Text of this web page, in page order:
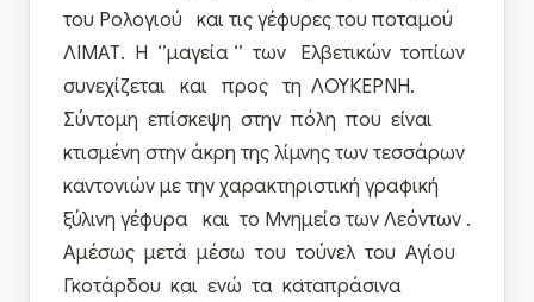
του Ρολογιού και τις γέφυρες του ποταμού
ΛΙΜΑΤ. Η ‘’μαγεία ‘’ των Ελβετικών τοπίων
συνεχίζεται και προς τη ΛΟΥΚΕΡΝΗ.
Σύντομη επίσκεψη στην πόλη που είναι
κτισμένη στην άκρη της λίμνης των τεσσάρων
καντονιών με την χαρακτηριστική γραφική
ξύλινη γέφυρα και το Μνημείο των Λεόντων .
Αμέσως μετά μέσω του τούνελ του Αγίου
Γκοτάρδου και ενώ τα καταπράσινα